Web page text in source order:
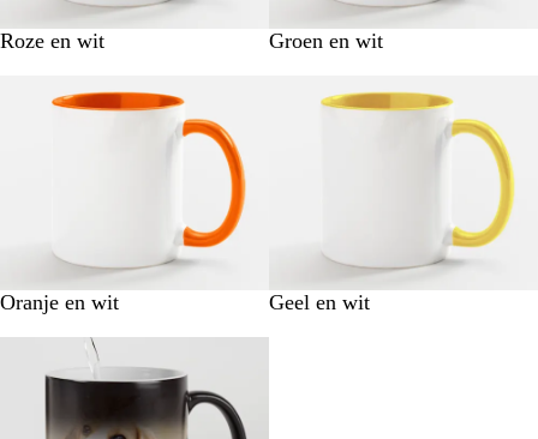
Roze en wit Groen en wit
Oranje en wit Geel en wit